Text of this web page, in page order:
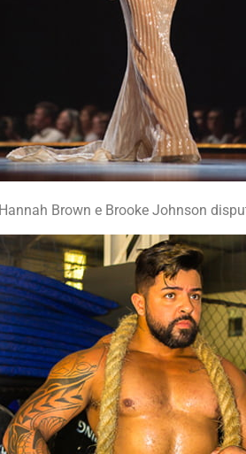
Hannah Brown e Brooke Johnson